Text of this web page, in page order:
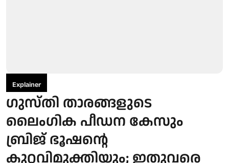
Explainer
ഗുസ്തി താരങ്ങളുടെ
ലൈംഗിക പീഡന കേസും
ബ്രിജ് ഭൂഷന്റെ
കുറ്റവിമുക്തിയും; ഇതുവരെ